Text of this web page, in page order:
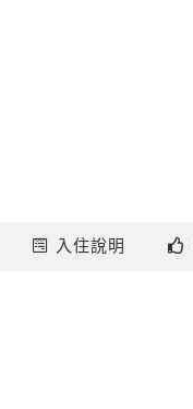
入住說明